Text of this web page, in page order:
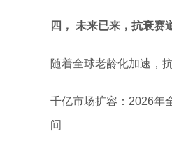
四， 未来已来，抗衰赛
随着全球老龄化加速，
千亿市场扩容：2026年
间